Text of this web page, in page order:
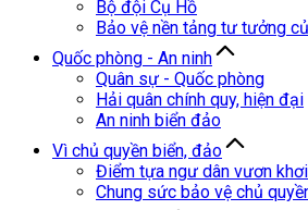
Bộ đội Cụ Hồ
Bảo vệ nền tảng tư tưởng
Quốc phòng - An ninh
Quân sự - Quốc phòng
Hải quân chính quy, hiện đại
An ninh biển đảo
Vì chủ quyền biển, đảo
Điểm tựa ngư dân vươn
Chung sức bảo vệ chủ